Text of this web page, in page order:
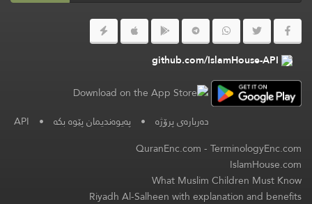
github.com/IslamHouse-API
دەربارەی پرۆژە • په‌یوه‌ندیمان پێوه‌ بكه‌ •
API
QuranEnc.com-TerminologyEnc.com
IslamHouse.com
What Muslim Children Must Know
Riyadh Al-Salheen with explanation and benefits